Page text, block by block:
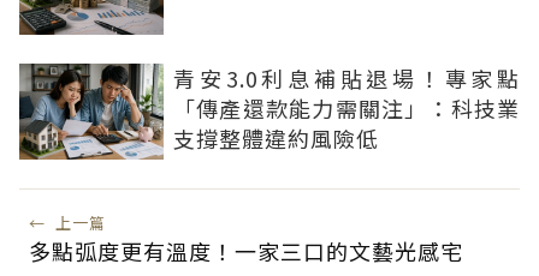
青安3.0利息補貼退場！專家點
「傳產還款能力需關注」：科技業
支撐整體違約風險低
← 上一篇
多點弧度更有溫度！一家三口的文藝光感宅